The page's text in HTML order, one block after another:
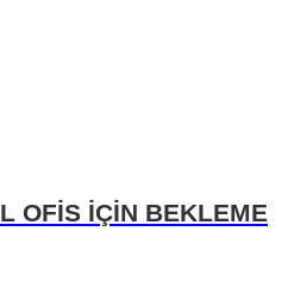
OFİS İÇİN BEKLEME